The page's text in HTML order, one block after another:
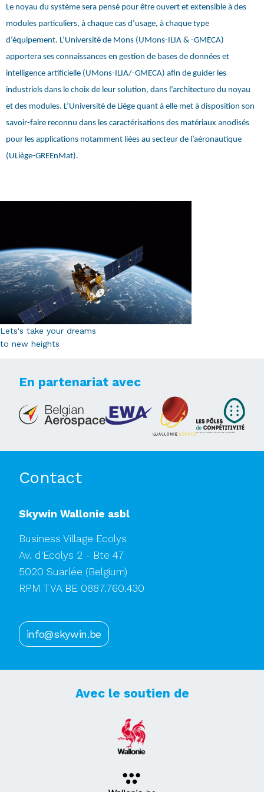
Le noyau du système sera pensé pour être ouvert et extensible à des
modules particuliers, à chaque cas d’usage, à chaque type
d’équipement. L’Université de Mons (UMons-ILIA & -GMECA)
apportera ses connaissances en gestion de bases de données et
intelligence artificielle (UMons-ILIA/-GMECA) afin de guider les
industriels dans le choix de leur solution, dans l’architecture du noyau
et des modules. L’Université de Liège quant à elle met à disposition son
savoir-faire reconnu dans les caractérisations des matériaux anodisés
pour les applications notamment liées au secteur de l’aéronautique
(ULiège-GREEnMat).
Lets's take your dreams
to new heights
En partenariat avec
Contact
Skywin Wallonie asbl
Business Village Ecolys
Av. d'Ecolys 2 - Bte 47
5020 Suarlée (Belgium)
RPM TVA BE 0887.760.430
info@skywin.be
Avec le soutien de